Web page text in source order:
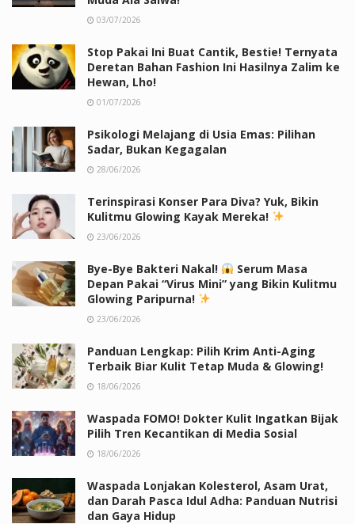
03/07/2026
Stop Pakai Ini Buat Cantik, Bestie! Ternyata
Deretan Bahan Fashion Ini Hasilnya Zalim ke
Hewan, Lho!
01/07/2026
Psikologi Melajang di Usia Emas: Pilihan
Sadar, Bukan Kegagalan
28/06/2026
Terinspirasi Konser Para Diva? Yuk, Bikin
Kulitmu Glowing Kayak Mereka!
23/06/2026
Bye-Bye Bakteri Nakal!
Serum Masa
Depan Pakai “Virus Mini” yang Bikin Kulitmu
Glowing Paripurna!
23/06/2026
Panduan Lengkap: Pilih Krim Anti-Aging
Terbaik Biar Kulit Tetap Muda & Glowing!
18/06/2026
Waspada FOMO! Dokter Kulit Ingatkan Bijak
Pilih Tren Kecantikan di Media Sosial
18/06/2026
Waspada Lonjakan Kolesterol, Asam Urat,
dan Darah Pasca Idul Adha: Panduan Nutrisi
dan Gaya Hidup